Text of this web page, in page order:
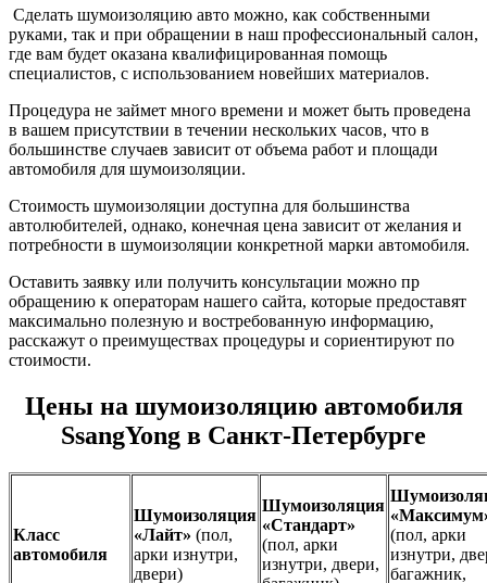
Сделать шумоизоляцию авто можно, как собственными
руками, так и при обращении в наш профессиональный салон,
где вам будет оказана квалифицированная помощь
специалистов, с использованием новейших материалов.
Процедура не займет много времени и может быть проведена
в вашем присутствии в течении нескольких часов, что в
большинстве случаев зависит от объема работ и площади
автомобиля для шумоизоляции.
Стоимость шумоизоляции доступна для большинства
автолюбителей, однако, конечная цена зависит от желания и
потребности в шумоизоляции конкретной марки автомобиля.
Оставить заявку или получить консультации можно пр
обращению к операторам нашего сайта, которые предоставят
максимально полезную и востребованную информацию,
расскажут о преимуществах процедуры и сориентируют по
стоимости.
Цены на шумоизоляцию автомобиля
SsangYong в Санкт-Петербурге
Класс
автомобиля
Шумоизоляция
«Лайт» (пол,
арки изнутри,
двери)
Шумоизоляция
«Стандарт»
(пол, арки
изнутри, двери,
(пол, арки
изнутри,
багажник,